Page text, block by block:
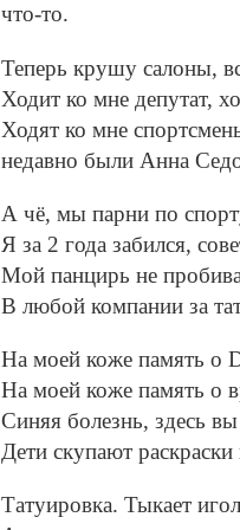
что-то.
Теперь крушу салоны,
Ходит ко мне депутат,
Ходят ко мне
недавно были Анна
А чё, мы парни по
Я за 2 года забился,
Мой панцирь не
В любой компании за
На моей коже память о
На моей коже память о
Синяя болезнь, здесь
Дети скупают
Татуировка. Тыкает